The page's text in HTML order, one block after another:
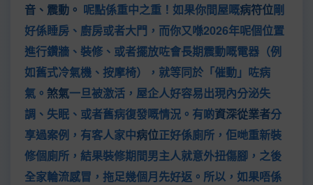
音、震動。 呢點係重中之重！如果你間屋嘅病符位剛
好係睡房、廚房或者大門，而你又喺2026年呢個位置
進行鑽牆、裝修、或者擺放咗會長期震動嘅電器（例
如舊式冷氣機、按摩椅），就等同於「催動」咗病
氣。 煞氣一旦被激活，屋企人好容易出現內分泌失
調、失眠、或者舊病復發嘅情況。有啲資深從業者分
享過案例，有客人家中病位正好係廁所，佢哋重新裝
修個廁所，結果裝修期間男主人就意外扭傷腳，之後
全家輪流感冒，拖足幾個月先好返。所以，如果唔係